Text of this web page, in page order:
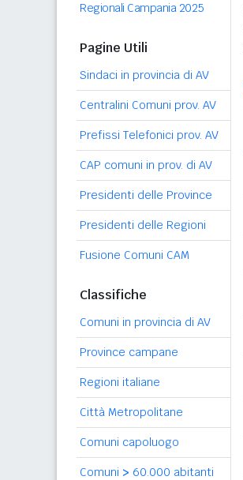
Regionali Campania 2025
Pagine Utili
Sindaci in provincia di AV
Centralini Comuni prov. AV
Prefissi Telefonici prov. AV
CAP comuni in prov. di AV
Presidenti delle Province
Presidenti delle Regioni
Fusione Comuni CAM
Classifiche
Comuni in provincia di AV
Province campane
Regioni italiane
Città Metropolitane
Comuni capoluogo
Comuni > 60.000 abitanti